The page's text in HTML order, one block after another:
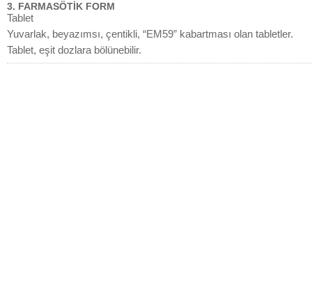
3. FARMASÖTİK FORM
Tablet
Yuvarlak, beyazımsı, çentikli, “EM59” kabartması olan tabletler.
Tablet, eşit dozlara bölünebilir.